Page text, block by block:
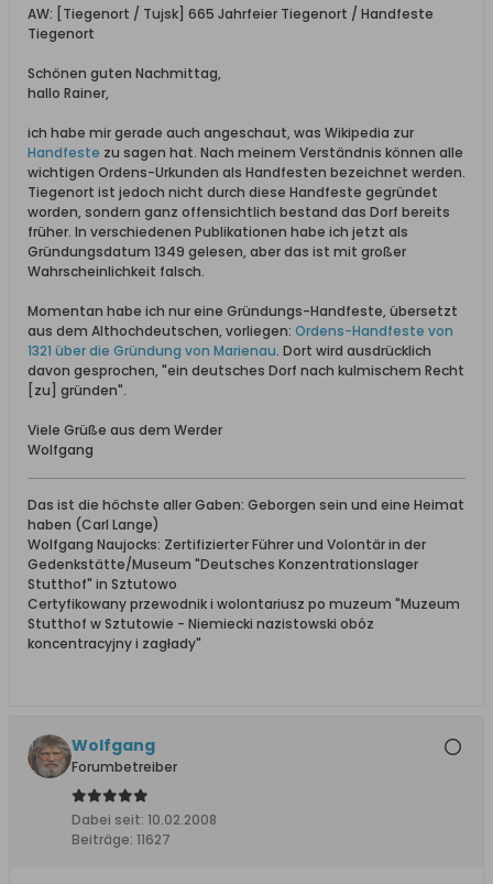
AW: [Tiegenort / Tujsk] 665 Jahrfeier Tiegenort / Handfeste
Tiegenort
Schönen guten Nachmittag,
hallo Rainer,
ich habe mir gerade auch angeschaut, was Wikipedia zur
Handfeste zu sagen hat. Nach meinem Verständnis können alle
wichtigen Ordens-Urkunden als Handfesten bezeichnet werden.
Tiegenort ist jedoch nicht durch diese Handfeste gegründet
worden, sondern ganz offensichtlich bestand das Dorf bereits
früher. In verschiedenen Publikationen habe ich jetzt als
Gründungsdatum 1349 gelesen, aber das ist mit großer
Wahrscheinlichkeit falsch.
Momentan habe ich nur eine Gründungs-Handfeste, übersetzt
aus dem Althochdeutschen, vorliegen: Ordens-Handfeste von
1321 über die Gründung von Marienau. Dort wird ausdrücklich
davon gesprochen, "ein deutsches Dorf nach kulmischem Recht
[zu] gründen".
Viele Grüße aus dem Werder
Wolfgang
Das ist die höchste aller Gaben: Geborgen sein und eine Heimat
haben (Carl Lange)
Wolfgang Naujocks: Zertifizierter Führer und Volontär in der
Gedenkstätte/Museum "Deutsches Konzentrationslager
Stutthof" in Sztutowo
Certyfikowany przewodnik i wolontariusz po muzeum "Muzeum
Stutthof w Sztutowie - Niemiecki nazistowski obóz
koncentracyjny i zagłady"
Wolfgang
Forumbetreiber
Dabei seit: 10.02.2008
Beiträge: 11627